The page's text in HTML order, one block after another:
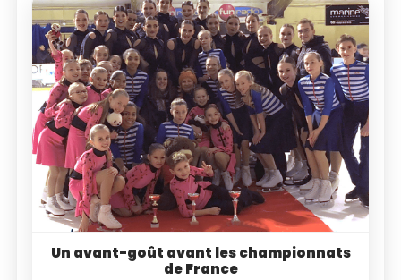
Un avant-goût avant les championnats
de France